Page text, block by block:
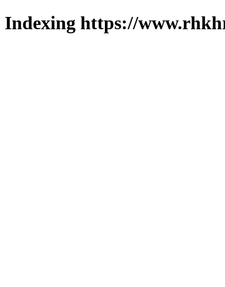
Indexing https://